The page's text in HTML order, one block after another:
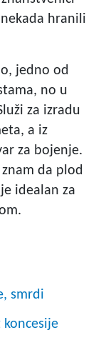
hranili
jedno od
no u
za izradu
a iz
za bojenje.
da plod
idealan za
smrdi
koncesije